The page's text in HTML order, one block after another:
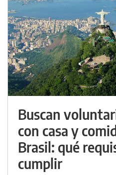
Buscan
con casa y
Brasil: qué
cumplir